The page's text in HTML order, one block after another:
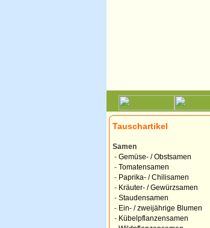
Tauschartikel
Samen
- Gemüse- / Obstsamen
- Tomatensamen
- Paprika- / Chilisamen
- Kräuter- / Gewürzsamen
- Staudensamen
- Ein- / zweijährige Blumen
- Kübelpflanzensamen